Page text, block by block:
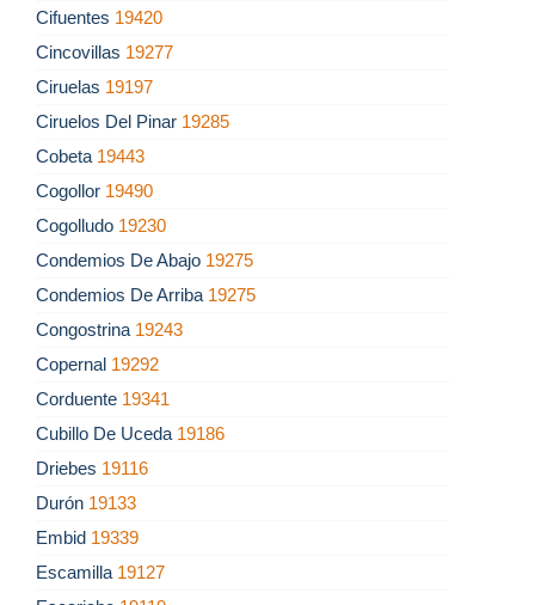
Cifuentes 19420
Cincovillas 19277
Ciruelas 19197
Ciruelos Del Pinar 19285
Cobeta 19443
Cogollor 19490
Cogolludo 19230
Condemios De Abajo 19275
Condemios De Arriba 19275
Congostrina 19243
Copernal 19292
Corduente 19341
Cubillo De Uceda 19186
Driebes 19116
Durón 19133
Embid 19339
Escamilla 19127